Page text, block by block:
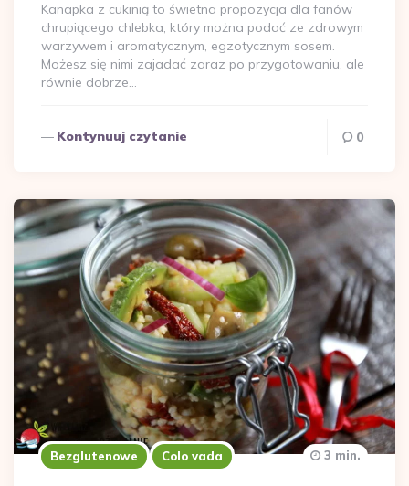
Kanapka z cukinią to świetna propozycja dla fanów
chrupiącego chlebka, który można podać ze zdrowym
warzywem i aromatycznym, egzotycznym sosem.
Możesz się nimi zajadać zaraz po przygotowaniu, ale
równie dobrze…
Kontynuuj czytanie 0
Bezglutenowe Colo vada 3 min.